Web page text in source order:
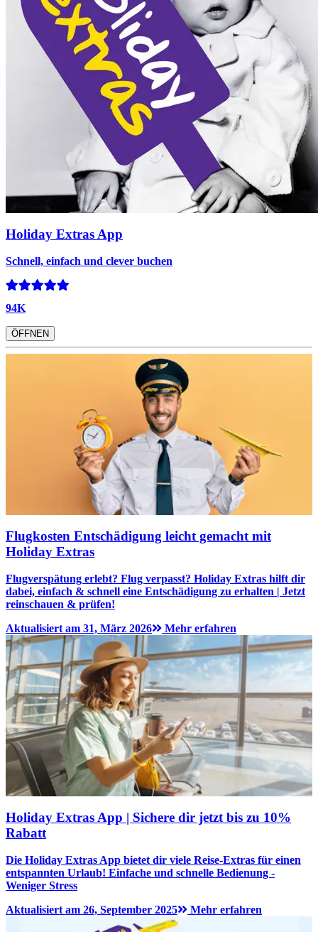
Holiday Extras App
Schnell, einfach und clever buchen
94K
ÖFFNEN
Flugkosten Entschädigung leicht gemacht mit
Holiday Extras
Flugverspätung erlebt? Flug verpasst? Holiday Extras hilft dir
dabei, einfach & schnell eine Entschädigung zu erhalten | Jetzt
reinschauen & prüfen!
Aktualisiert am 31, März 2026
Mehr erfahren
Holiday Extras App | Sichere dir jetzt bis zu 10%
Rabatt
Die Holiday Extras App bietet dir viele Reise-Extras für einen
entspannten Urlaub! Einfache und schnelle Bedienung -
Weniger Stress
Aktualisiert am 26, September 2025
Mehr erfahren